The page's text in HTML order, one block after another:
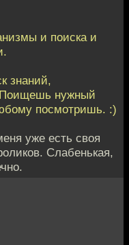
и поиска и
знаний,
Поищешь нужный
посмотришь. :)
уже есть своя
Слабенькая,